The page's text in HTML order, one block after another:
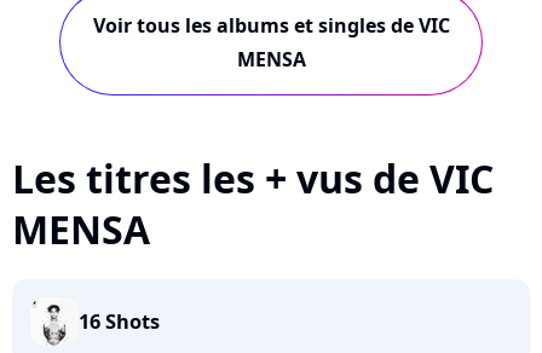
Voir tous les albums et singles de VIC
MENSA
Les titres les + vus de VIC
MENSA
16 Shots